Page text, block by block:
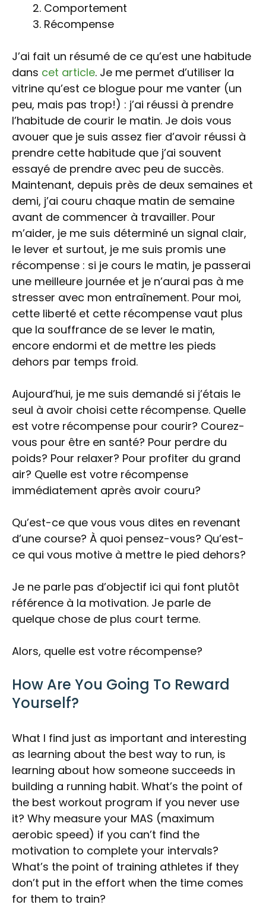
Comportement
Récompense
J’ai fait un résumé de ce qu’est une habitude
dans cet article. Je me permet d’utiliser la
vitrine qu’est ce blogue pour me vanter (un
peu, mais pas trop!) : j’ai réussi à prendre
l’habitude de courir le matin. Je dois vous
avouer que je suis assez fier d’avoir réussi à
prendre cette habitude que j’ai souvent
essayé de prendre avec peu de succès.
Maintenant, depuis près de deux semaines et
demi, j’ai couru chaque matin de semaine
avant de commencer à travailler. Pour
m’aider, je me suis déterminé un signal clair,
le lever et surtout, je me suis promis une
récompense : si je cours le matin, je passerai
une meilleure journée et je n’aurai pas à me
stresser avec mon entraînement. Pour moi,
cette liberté et cette récompense vaut plus
que la souffrance de se lever le matin,
encore endormi et de mettre les pieds
dehors par temps froid.
Aujourd’hui, je me suis demandé si j’étais le
seul à avoir choisi cette récompense. Quelle
est votre récompense pour courir? Courez-
vous pour être en santé? Pour perdre du
poids? Pour relaxer? Pour profiter du grand
air? Quelle est votre récompense
immédiatement après avoir couru?
Qu’est-ce que vous vous dites en revenant
d’une course? À quoi pensez-vous? Qu’est-
ce qui vous motive à mettre le pied dehors?
Je ne parle pas d’objectif ici qui font plutôt
référence à la motivation. Je parle de
quelque chose de plus court terme.
Alors, quelle est votre récompense?
How Are You Going To Reward
Yourself?
What I find just as important and interesting
as learning about the best way to run, is
learning about how someone succeeds in
building a running habit. What’s the point of
the best workout program if you never use
it? Why measure your MAS (maximum
aerobic speed) if you can’t find the
motivation to complete your intervals?
What’s the point of training athletes if they
don’t put in the effort when the time comes
for them to train?